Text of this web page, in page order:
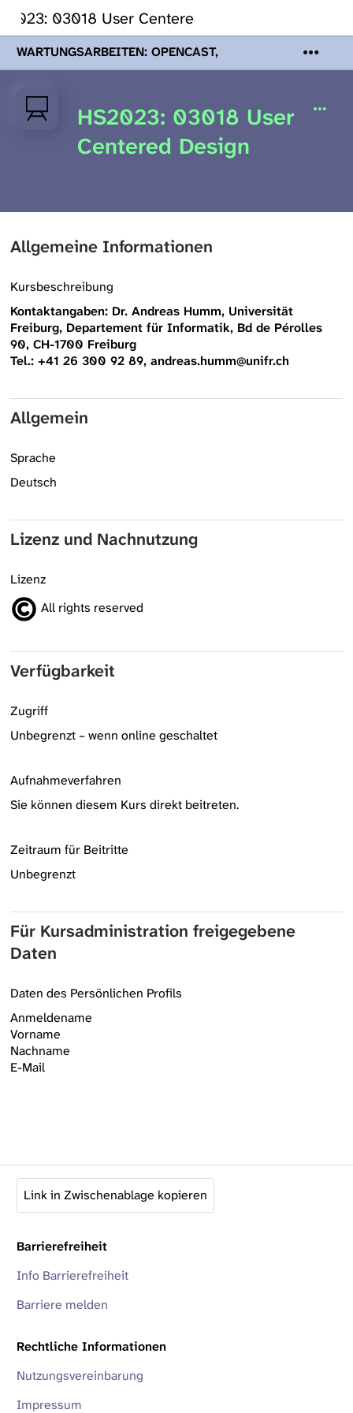
03018 User Centered Design
WARTUNGSARBEITEN: OPENCAST,
PODCASTS & TOBIRA
Mi 19. August
Wartungsarbeiten an den Opencast-
Servern werden Ihnen Podcasts,
Opencast-Videos und Tobira nicht zur
Verfügung stehen. Kontakt:
HS2023: 03018 User
Centered Design
Allgemeine Informationen
Kursbeschreibung
Kontaktangaben: Dr. Andreas Humm, Universität
Freiburg, Departement für Informatik, Bd de Pérolles
90, CH-1700 Freiburg
Tel.: +41 26 300 92 89, andreas.humm@unifr.ch
Allgemein
Sprache
Deutsch
Lizenz und Nachnutzung
Lizenz
All rights reserved
Verfügbarkeit
Zugriff
Unbegrenzt – wenn online geschaltet
Aufnahmeverfahren
Sie können diesem Kurs direkt beitreten.
Zeitraum für Beitritte
Unbegrenzt
Für Kursadministration freigegebene
Daten
Daten des Persönlichen Profils
Anmeldename
Vorname
Nachname
E-Mail
Link in Zwischenablage kopieren
Barrierefreiheit
Info Barrierefreiheit
Barriere melden
Rechtliche Informationen
Nutzungsvereinbarung
Impressum